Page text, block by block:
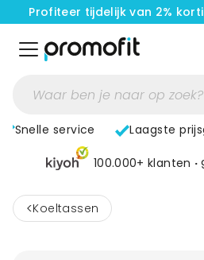
Profiteer tijdelijk van 2%
Snelle service Laagste
100.000+ klanten
< Koeltassen